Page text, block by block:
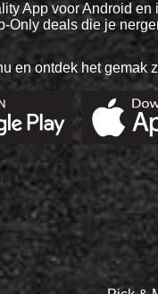
App voor Android en
Only deals die je
en ontdek het gemak